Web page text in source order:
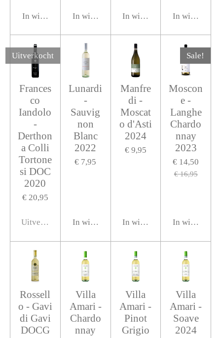
In winkelwagenIn winkelwagenIn winkelwagen
In
Uitverkocht
Frances
co
Iandolo
-
Derthon
a Colli
Tortone
si DOC
2020
€ 20,95
Uitverkocht
Lunardi
-
Sauvig
non
Blanc
2022
€ 7,95
In winkelwagen
Manfre
di -
Moscat
o d'Asti
2024
€ 9,95
In winkelwagen
Sale!
Moscon
e -
Langhe
Chardo
nnay
2023
€ 14,50
€ 16,95
In
Rossell
o - Gavi
di Gavi
DOCG
Villa
Amari -
Chardo
nnay
Villa
Amari -
Pinot
Grigio
Villa
Amari -
Soave
2024